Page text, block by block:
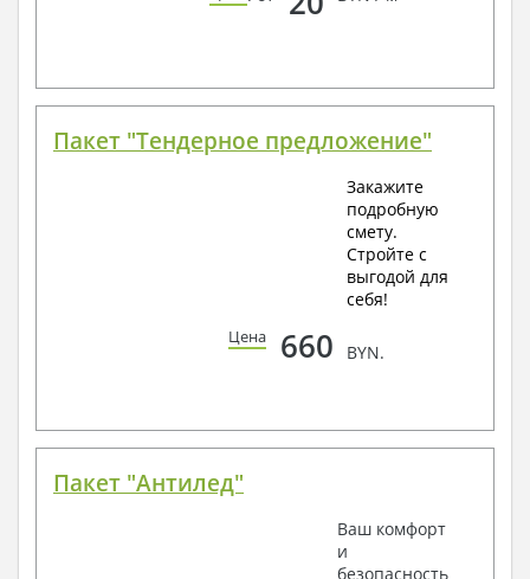
Пакет "Тендерное предложение"
Закажите
подробную
смету.
Стройте с
выгодой для
себя!
Цена 660 BYN.
Пакет "Антилед"
Ваш комфорт
и
безопасность